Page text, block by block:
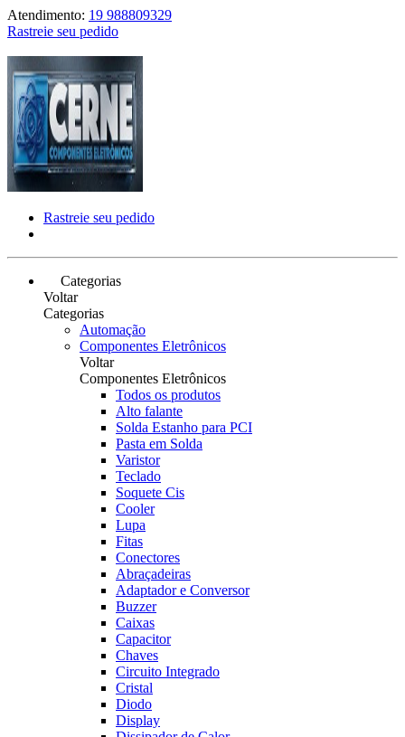
Atendimento: 19 988809329
Rastreie seu pedido
Rastreie seu pedido
Categorias
Voltar
Categorias
Automação
Componentes Eletrônicos
Voltar
Componentes Eletrônicos
Todos os produtos
Alto falante
Solda Estanho para PCI
Pasta em Solda
Varistor
Teclado
Soquete Cis
Cooler
Lupa
Fitas
Conectores
Abraçadeiras
Adaptador e Conversor
Buzzer
Caixas
Capacitor
Chaves
Circuito Integrado
Cristal
Diodo
Display